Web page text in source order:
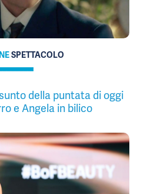
SPETTACOLO
della puntata di oggi
e Angela in bilico